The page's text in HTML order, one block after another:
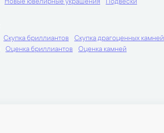
Новые ювелирные украшения Подвески
Скупка бриллиантов
Скупка драгоценных камней
Оценка бриллиантов
Оценка камней